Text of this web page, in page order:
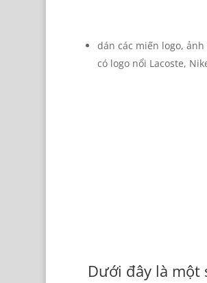
dán các miến logo,
có logo nổi Lacoste,
Dưới đây là một